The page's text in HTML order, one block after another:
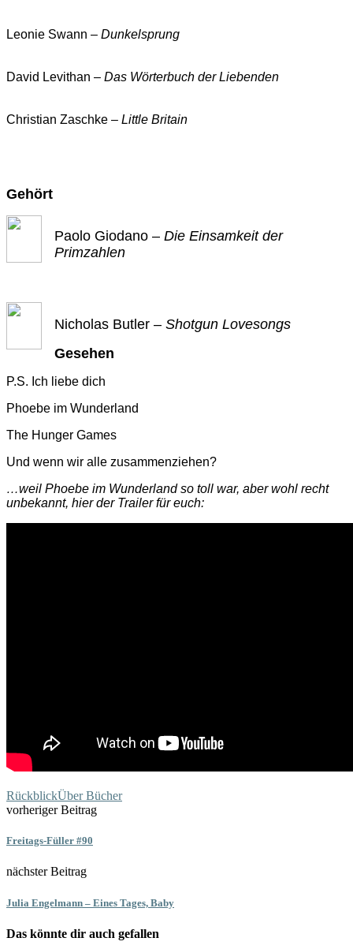
Leonie Swann – Dunkelsprung
David Levithan – Das Wörterbuch der Liebenden
Christian Zaschke – Little Britain
Gehört
Paolo Giodano – Die Einsamkeit der
Primzahlen
Nicholas Butler – Shotgun Lovesongs
Gesehen
P.S. Ich liebe dich
Phoebe im Wunderland
The Hunger Games
Und wenn wir alle zusammenziehen?
…weil Phoebe im Wunderland so toll war, aber wohl recht
unbekannt, hier der Trailer für euch:
RückblickÜber Bücher
vorheriger Beitrag
Freitags-Füller #90
nächster Beitrag
Julia Engelmann – Eines Tages, Baby
Das könnte dir auch gefallen